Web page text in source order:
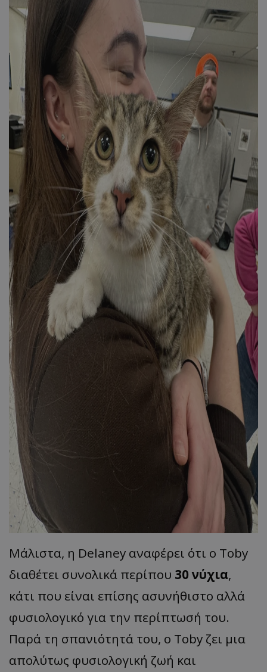
Μάλιστα, η Delaney αναφέρει ότι ο Toby
διαθέτει συνολικά περίπου 30 νύχια,
κάτι που είναι επίσης ασυνήθιστο αλλά
φυσιολογικό για την περίπτωσή του.
Παρά τη σπανιότητά του, ο Toby ζει μια
απολύτως φυσιολογική ζωή και